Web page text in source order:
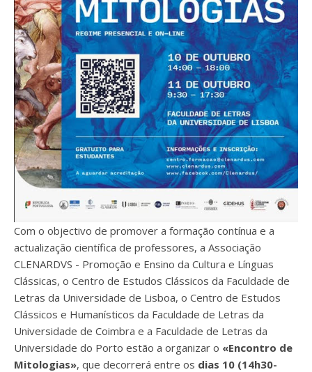
Com o objectivo de promover a formação contínua e a
actualização científica de professores, a Associação
CLENARDVS - Promoção e Ensino da Cultura e Línguas
Clássicas, o Centro de Estudos Clássicos da Faculdade de
Letras da Universidade de Lisboa, o Centro de Estudos
Clássicos e Humanísticos da Faculdade de Letras da
Universidade de Coimbra e a Faculdade de Letras da
Universidade do Porto estão a organizar o «Encontro de
Mitologias», que decorrerá entre os dias 10 (14h30-